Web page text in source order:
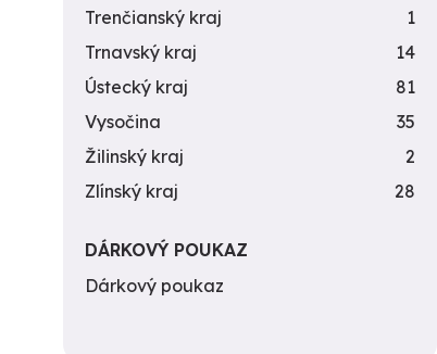
Trenčianský kraj
1
Trnavský kraj
14
Ústecký kraj
81
Vysočina
35
Žilinský kraj
2
Zlínský kraj
28
DÁRKOVÝ POUKAZ
Dárkový poukaz